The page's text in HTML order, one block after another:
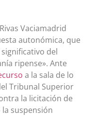
Vaciamadrid
autonómica, que
del
ripense». Ante
a la sala de lo
Tribunal Superior
la licitación de
suspensión